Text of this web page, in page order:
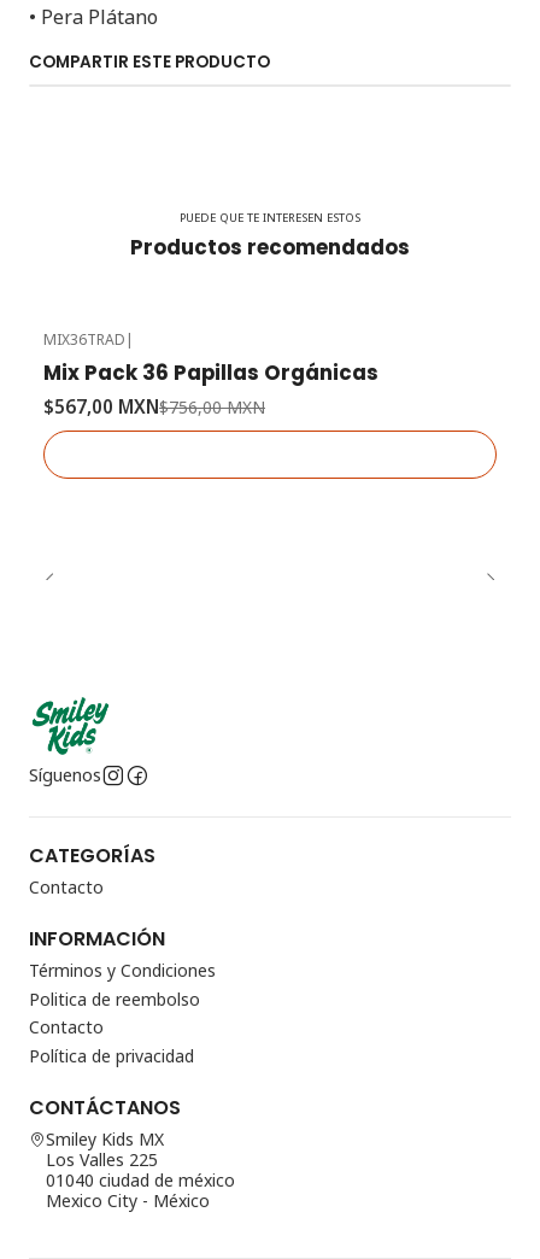
• Pera Plátano
COMPARTIR ESTE PRODUCTO
PUEDE QUE TE INTERESEN ESTOS
Productos recomendados
Agotado
MIX36TRAD |
Mix Pack 36 Papillas Orgánicas
$567,00 MXN$756,00 MXN
Síguenos
CATEGORÍAS
Contacto
INFORMACIÓN
Términos y Condiciones
Politica de reembolso
Contacto
Política de privacidad
CONTÁCTANOS
Smiley Kids MX
Los Valles 225
01040 ciudad de méxico
Mexico City - México